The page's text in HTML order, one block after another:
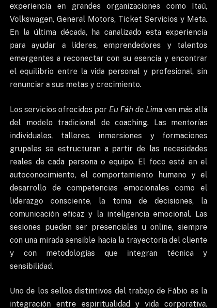
experiencia en grandes organizaciones como Itaú,
Volkswagen, General Motors, Ticket Servicios y Meta.
En la última década, ha canalizado esta experiencia
para ayudar a líderes, emprendedores y talentos
emergentes a reconectar con su esencia y encontrar
el equilibrio entre la vida personal y profesional, sin
renunciar a sus metas y crecimiento.
Los servicios ofrecidos por Eu Fáh de Lima van más allá
del modelo tradicional de coaching. Las mentorías
individuales, talleres, inmersiones y formaciones
grupales se estructuran a partir de las necesidades
reales de cada persona o equipo. El foco está en el
autoconocimiento, el comportamiento humano y el
desarrollo de competencias emocionales como el
liderazgo consciente, la toma de decisiones, la
comunicación eficaz y la inteligencia emocional. Las
sesiones pueden ser presenciales u online, siempre
con una mirada sensible hacia la trayectoria del cliente
y con metodologías que integran técnica y
sensibilidad.
Uno de los sellos distintivos del trabajo de Fábio es la
integración entre espiritualidad y vida corporativa.